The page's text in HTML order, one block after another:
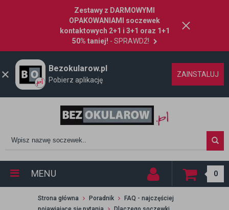
Zestawy z DARMOWYMI
OPAKOWANIAMI soczewek
kontaktowych 2+1 i 3+1 oraz 1+1
50% taniej! - SPRAWDŹ!
Bezokularow.pl
Pobierz aplikację
ZAINSTALUJ
MENU 0
Strona główna Poradnik
FAQ - najczęściej